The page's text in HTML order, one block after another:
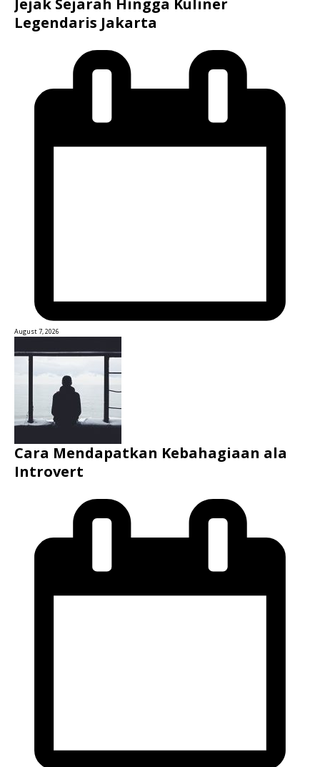
Legendaris Jakarta
August 7, 2026
Cara Mendapatkan Kebahagiaan ala
Introvert